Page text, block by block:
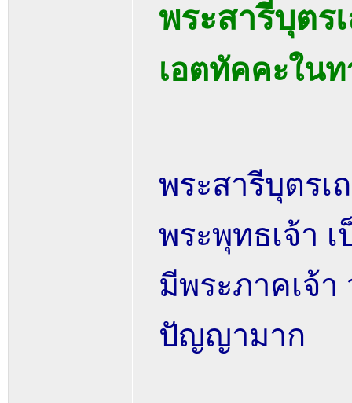
พระสารีบุตร
เอตทัคคะใน
พระสารีบุตรเ
พระพุทธเจ้า
มีพระภาคเจ้
ปัญญามาก